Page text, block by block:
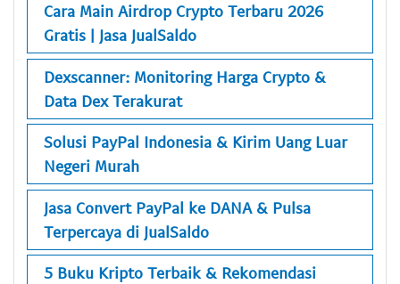
Cara Main Airdrop Crypto Terbaru 2026
Gratis | Jasa JualSaldo
Dexscanner: Monitoring Harga Crypto &
Data Dex Terakurat
Solusi PayPal Indonesia & Kirim Uang Luar
Negeri Murah
Jasa Convert PayPal ke DANA & Pulsa
Terpercaya di JualSaldo
5 Buku Kripto Terbaik & Rekomendasi